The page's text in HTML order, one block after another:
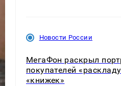
Новости России
МегаФон раскрыл
покупателей
«книжек»